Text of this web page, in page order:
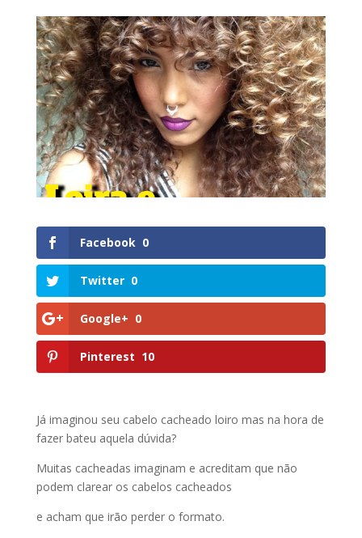
Facebook 0
Twitter 0
Google+ 0
Pinterest 10
Já imaginou seu cabelo cacheado loiro mas na hora de
fazer bateu aquela dúvida?
Muitas cacheadas imaginam e acreditam que não
podem clarear os cabelos cacheados
e acham que irão perder o formato.